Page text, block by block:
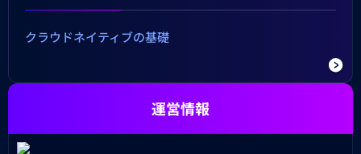
クラウドネイティブの基礎
運営情報